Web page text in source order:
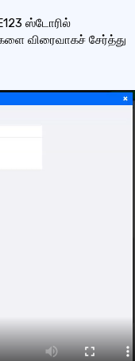
ஸ்டோரில்
விரைவாகச் சேர்த்து